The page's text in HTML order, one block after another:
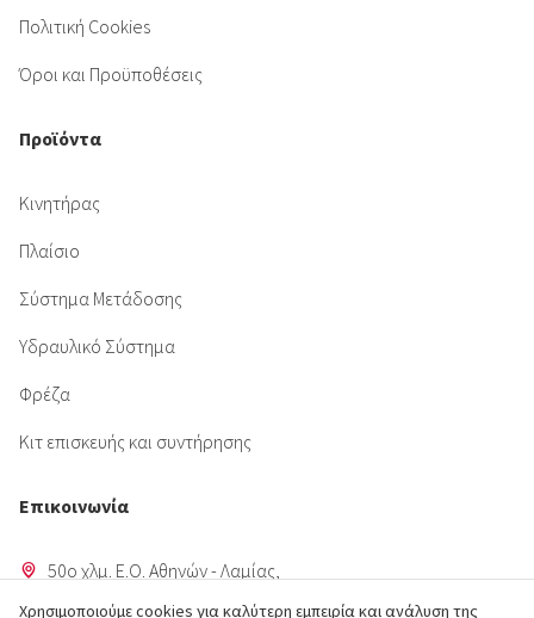
Πολιτική Cookies
Όροι και Προϋποθέσεις
Προϊόντα
Κινητήρας
Πλαίσιο
Σύστημα Μετάδοσης
Υδραυλικό Σύστημα
Φρέζα
Κιτ επισκευής και συντήρησης
Επικοινωνία
50o χλμ. Ε.Ο. Αθηνών - Λαμίας,
Aυλώνας Αττικής
Χρησιμοποιούμε cookies για καλύτερη εμπειρία και ανάλυση της